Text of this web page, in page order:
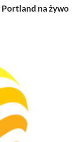
Portland na żywo